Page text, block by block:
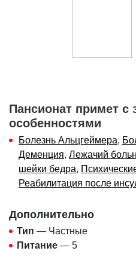
Пансионат примет с
особенностями
Болезнь Альцгеймера,
Деменция, Лежачий
шейки бедра,
Реабилитация после
Дополнительно
Тип — Частные
Питание — 5